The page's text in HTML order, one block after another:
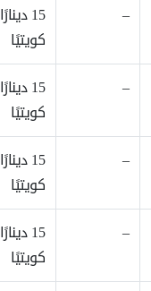
–
15 دينارًا
كويتيًا
–
15 دينارًا
كويتيًا
–
15 دينارًا
كويتيًا
–
15 دينارًا
كويتيًا